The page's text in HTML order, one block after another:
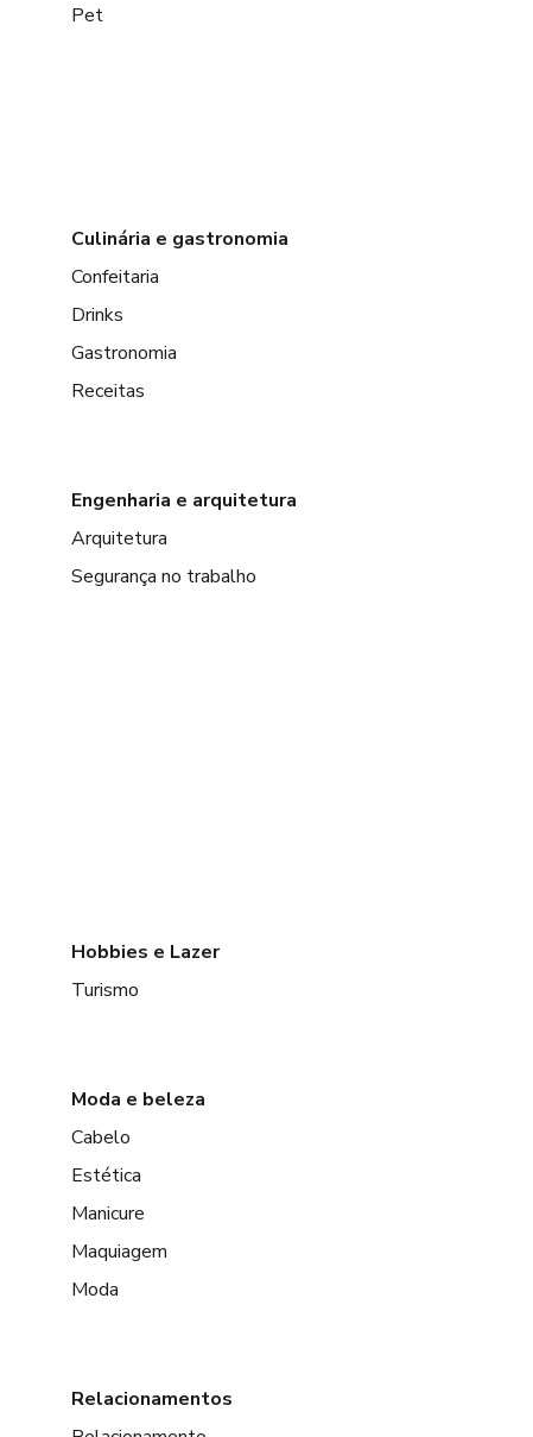
Pet
Culinária e gastronomia
Confeitaria
Drinks
Gastronomia
Receitas
Engenharia e arquitetura
Arquitetura
Segurança no trabalho
Hobbies e Lazer
Turismo
Moda e beleza
Cabelo
Estética
Manicure
Maquiagem
Moda
Relacionamentos